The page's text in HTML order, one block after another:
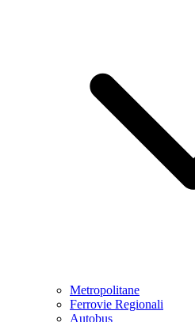
Metropolitane
Ferrovie Regionali
Autobus